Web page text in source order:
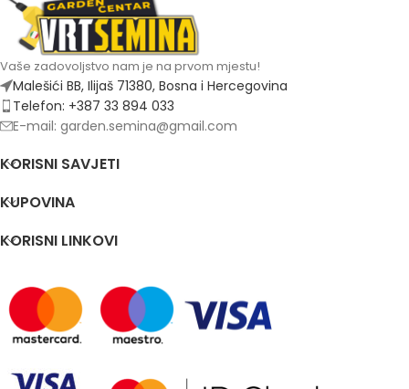
Vaše zadovoljstvo nam je na prvom mjestu!
Malešići BB, Ilijaš 71380, Bosna i Hercegovina
Telefon: +387 33 894 033
E-mail: garden.semina@gmail.com
KORISNI SAVJETI
KUPOVINA
KORISNI LINKOVI